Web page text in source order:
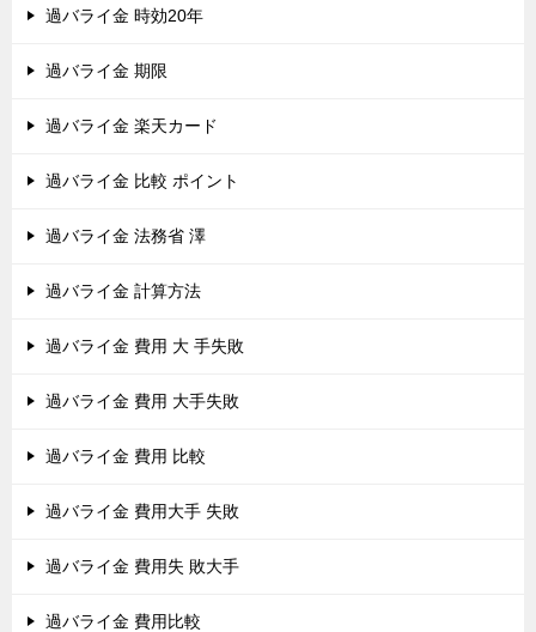
過バライ金 時効20年
過バライ金 期限
過バライ金 楽天カード
過バライ金 比較 ポイント
過バライ金 法務省 澤
過バライ金 計算方法
過バライ金 費用 大 手失敗
過バライ金 費用 大手失敗
過バライ金 費用 比較
過バライ金 費用大手 失敗
過バライ金 費用失 敗大手
過バライ金 費用比較